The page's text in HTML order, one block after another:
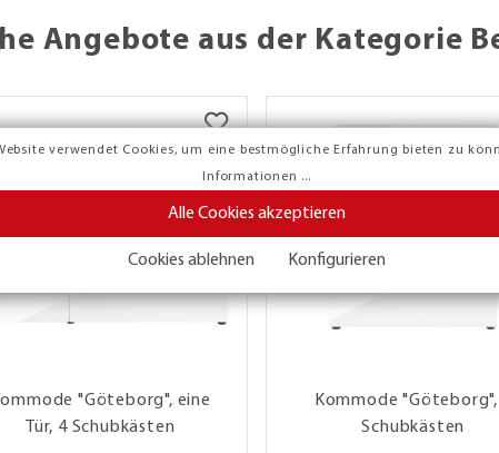
verwendet Cookies, um eine bestmögliche Erfahrung bieten zu
Informationen ...
Alle Cookies akzeptieren
Cookies ablehnen Konfigurieren
Angebote aus der Kategorie
"Göteborg", eine
Tür, 4 Schubkästen
Kommode
Schubkästen